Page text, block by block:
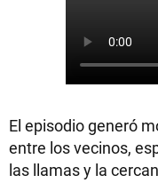
El episodio generó
entre los vecinos,
las llamas y la